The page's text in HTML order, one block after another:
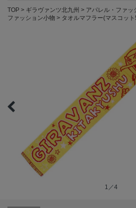
TOP ギラヴァンツ北九州
アパレル・ファッ
ファッション小物
タオルマフラー(マスコッ
1／4